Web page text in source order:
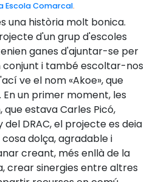
Escola Comarcal.
una història molt bonica.
d'un grup d'escoles
ganes d'ajuntar-se per
conjunt i també escoltar-nos
ve el nom «Akoe», que
En un primer moment, les
que estava Carles Picó,
DRAC, el projecte es deia
cosa dolça, agradable i
creant, més enllà de la
crear sinergies entre altres